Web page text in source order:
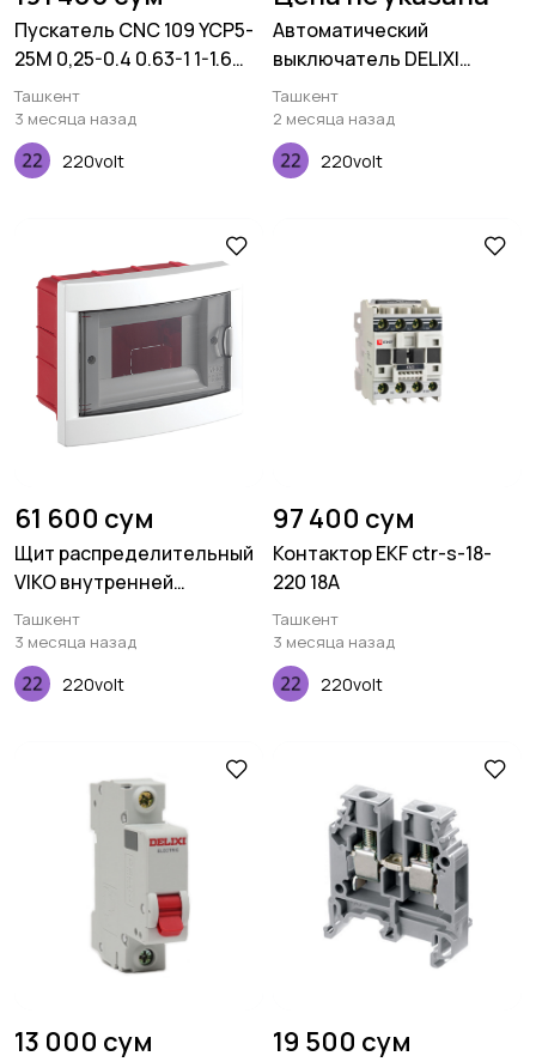
Пускатель CNC 109 YCP5-
25M 0,25-0.4 0.63-1 1-1.6
1.6-2.5 2.5-4 4-6.3 6-10 9-14
13-18 20-25 A
Ташкент
3 месяца назад
220volt
Автоматический
выключатель DELIXI
CDM6i-800M 3P 630A
Ташкент
2 месяца назад
220volt
61 600 сум
Щит распределительный
VIKO внутренней
установки 6-ти
модульный
Ташкент
3 месяца назад
220volt
97 400 сум
Контактор EKF ctr-s-18-
220 18A
Ташкент
3 месяца назад
220volt
13 000 сум 19 500 сум